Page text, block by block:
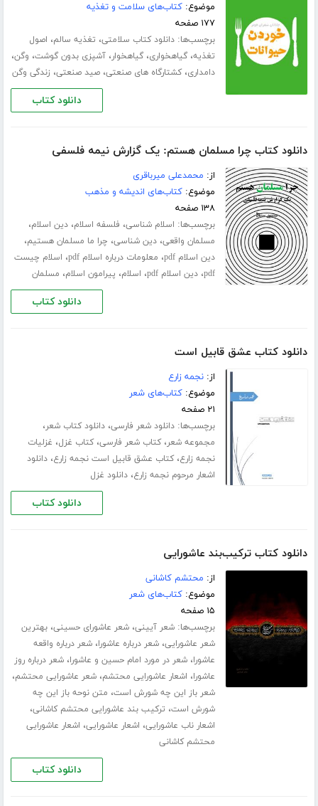
موضوع:کتاب‌های سلامت و تغذیه
۱۷۷ صفحه
برچسب‌ها:دانلود کتاب سلامتی، تغذیه سالم، اصول
تغذیه،گیاهخواری،گیاهخوار،آشپزی بدون گوشت، وگن،
دامداری،کشتارگاه های صنعتی،صید صنعتی، زندگی وگن
دانلود کتاب
دانلود کتاب چرا مسلمان هستم: یک گزارش نیمه فلسفی
از: محمدعلی میرباقری
موضوع:کتاب‌های اندیشه و مذهب
۱۳۸ صفحه
برچسب‌ها: اسلام شناسی، فلسفه اسلام،دین اسلام،
مسلمان واقعی،دین شناسی، چرا ما مسلمان هستیم،
دین اسلام pdf ، معلومات درباره اسلام pdf ، اسلام چیست
pdf،دین اسلام pdf ، اسلام، پیرامون اسلام، مسلمان
دانلود کتاب
دانلود کتاب عشق قابیل است
از:نجمه زارع
موضوع:کتاب‌های شعر
۲۱ صفحه
برچسب‌ها:دانلود شعر فارسی،دانلود کتاب شعر،
مجموعه شعر،کتاب شعر فارسی،کتاب غزل، غزلیات
نجمه زارع،کتاب عشق قابیل است نجمه زارع،دانلود
اشعار مرحوم نجمه زارع،دانلود غزل
دانلود کتاب
دانلود کتاب ترکیب‌بند عاشورایی
از: محتشم کاشانی
موضوع:کتاب‌های شعر
۱۵ صفحه
برچسب‌ها:شعر آیینی،شعر عاشورای حسینی،بهترین
شعر عاشورایی،شعر درباره عاشورا،شعر درباره واقعه
عاشورا،شعر در مورد امام حسین و عاشورا،شعر درباره روز
عاشورا، اشعار عاشورایی محتشم،شعر عاشورایی محتشم،
شعر باز این چه شورش است، متن نوحه باز این چه
شورش است، ترکیب بند عاشورایی محتشم کاشانی،
اشعار ناب عاشورایی، اشعار عاشورایی، اشعار عاشورایی
محتشم کاشانی
دانلود کتاب